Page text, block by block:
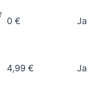
0 € Ja
4,99 € Ja